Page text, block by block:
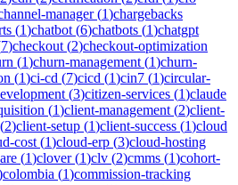
manager(1)chargebacks
(1)chatbot (6)chatbots (1)chatgpt
7)checkout (2)checkout-optimization
(1)churn-management (1)churn-
(1)ci-cd (7)cicd (1)cin7 (1)circular-
(3)citizen-services (1)claude
(1)client-management (2)client-
(2)client-setup (1)client-success (1)cloud
cost (1)cloud-erp (3)cloud-hosting
(1)clover(1)clv (2)cmms (1)cohort-
colombia (1)commission-tracking